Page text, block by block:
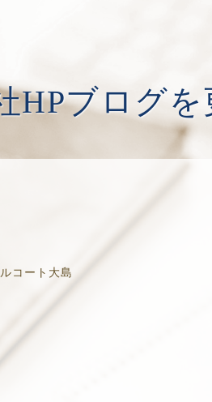
HPブログ
コート大島